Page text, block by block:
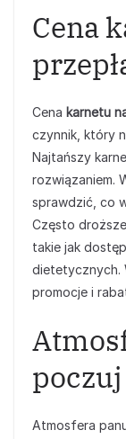
Cena
Cena karnetu
czynnik, który
Najtańszy
rozwiązaniem.
sprawdzić, co
Często
takie jak
dietetycznych.
promocje i
Atmosfera